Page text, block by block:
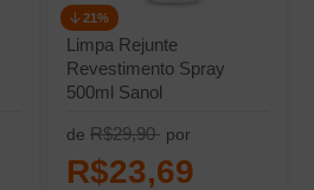
Limpa Rejunte
Revestimento Spray
500ml Sanol
de R$29,90
21%
por
R$23,69